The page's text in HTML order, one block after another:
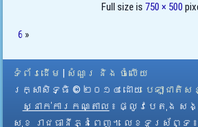
Full size is 750 × 500
6 »
ទំព័រដើម
សំណួរ និង ចំលើយ
រក្សាសិទ្ធិ © ២០១៤ ដោយ​ បេឡាជា
ស្នាក់ការកណ្តាល ៖ ផ្លូវបេតុង ស
សុខ រាជធានីភ្នំពេញ។ លេខទូរស័ព្